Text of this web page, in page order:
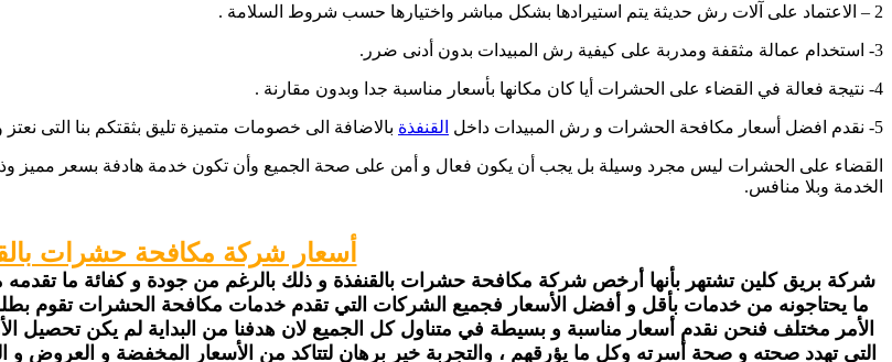
2 – الاعتماد على آلات رش حديثة يتم استيرادها بشكل مباشر واختيارها حسب شروط السلامة .
3- استخدام عمالة مثقفة ومدربة على كيفية رش المبيدات بدون أدنى ضرر.
4- نتيجة فعالة في القضاء على الحشرات أيا كان مكانها بأسعار مناسبة جدا وبدون مقارنة .
5- نقدم افضل أسعار مكافحة الحشرات و رش المبيدات داخل القنفذة بالاضافة الى خصومات متميزة تليق بثقتكم بنا التى نعتز
القضاء على الحشرات ليس مجرد وسيلة بل يجب أن يكون فعال و أمن على صحة الجميع وأن تكون خدمة هادفة بسعر مميز
الخدمة وبلا منافس.
أسعار شركة مكافحة حشرات
شركة بريق كلين تشتهر بأنها أرخص شركة مكافحة حشرات بالقنفذة و ذلك بالرغم من جودة و كفائة ما
ما يحتاجونه من خدمات بأقل و أفضل الأسعار فجميع الشركات التي تقدم خدمات مكافحة الحشرات تقوم
الأمر مختلف فنحن نقدم أسعار مناسبة و بسيطة في متناول كل الجميع لان هدفنا من البداية لم يكن تحصيل
التي تهدد صحته و صحة أسرته وكل ما يؤرقهم ، والتجربة خير برهان لتتاكد من الأسعار المخفضة و العروض و